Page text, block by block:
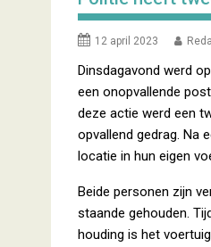
12 april 2023
Dinsdagavond werd
een onopvallende
deze actie werd een
opvallend gedrag. Na
locatie in hun eigen
Beide personen zijn
staande gehouden.
houding is het